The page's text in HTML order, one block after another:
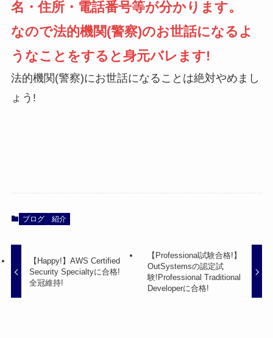
名・住所・電話番号等が分かります。
なので法的機関(警察)のお世話になるよ
うなことをすると身元バレます!
法的機関(警察)にお世話になることは絶対やめまし
ょう!
ブログ 紹介
【Happy!】AWS Certified
Security Specialtyに合格!
全冠維持!
【Professional試験合格!】
OutSystemsの認定試
験!Professional Traditional
Developerに合格!